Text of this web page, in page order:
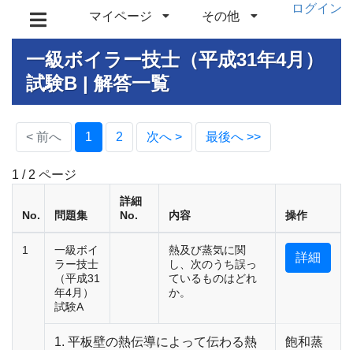
マイページ その他
ログイン
一級ボイラー技士（平成31年4月）
試験B | 解答一覧
< 前へ 1 (current)
2 次へ > 最後へ >>
1 / 2 ページ
No. 問題集
詳細
No.
内容 操作
1
一級ボイ
ラー技士
（平成31
年4月）
試験A
熱及び蒸気に関
し、次のうち誤っ
ているものはどれ
か。
詳細
1. 平板壁の熱伝導によって伝わる熱
飽和蒸